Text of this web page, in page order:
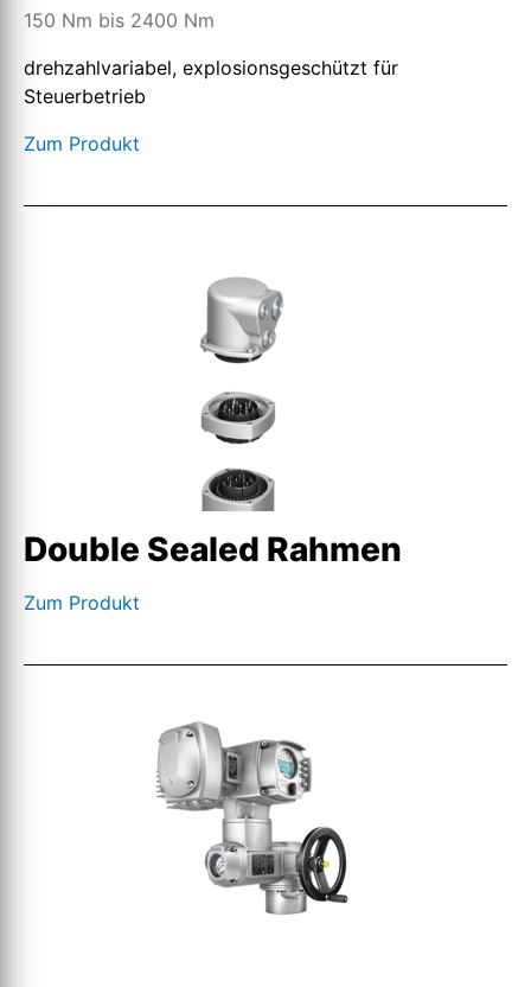
150 Nm bis 2400 Nm
drehzahlvariabel, explosionsgeschützt für
Steuerbetrieb
Zum Produkt
Double Sealed Rahmen
Zum Produkt